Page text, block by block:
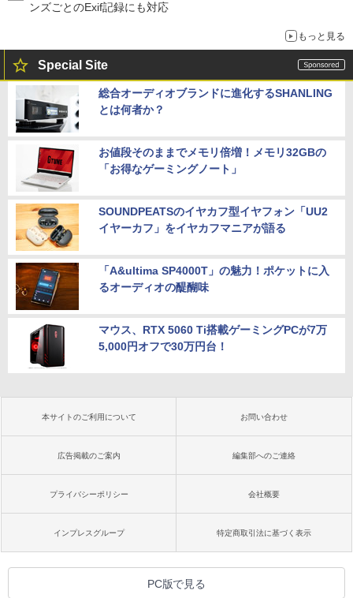
ンズごとのExif記録にも対応
もっと見る
Special Site
総合オーディオブランドに進化するSHANLING
とは何者か？
お値段そのままでメモリ倍増！メモリ32GBの
「お得なゲーミングノート」
SOUNDPEATSのイヤカフ型イヤフォン「UU2
イヤーカフ」をイヤカフマニアが語る
「A&ultima SP4000T」の魅力！ポケットに入
るオーディオの醍醐味
マウス、RTX 5060 Ti搭載ゲーミングPCが7万
5,000円オフで30万円台！
本サイトのご利用について お問い合わせ
広告掲載のご案内 編集部へのご連絡
プライバシーポリシー 会社概要
インプレスグループ 特定商取引法に基づく表示
PC版で見る